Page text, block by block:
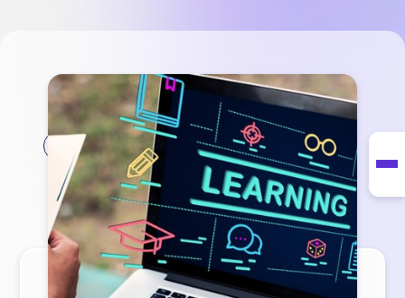
#microlearning